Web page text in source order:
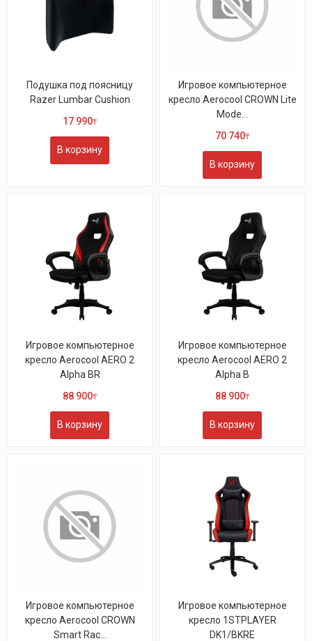
Подушка под поясницу
Razer Lumbar Cushion
17 990₸
В корзину
Игровое компьютерное
кресло Aerocool CROWN Lite
Mode...
70 740₸
В корзину
Игровое компьютерное
кресло Aerocool AERO 2
Alpha BR
88 900₸
В корзину
Игровое компьютерное
кресло Aerocool AERO 2
Alpha B
88 900₸
В корзину
Игровое компьютерное
кресло Aerocool CROWN
Smart Rac...
Игровое компьютерное
кресло 1STPLAYER
DK1/BKRE